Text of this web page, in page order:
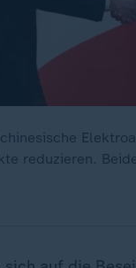
reduzieren.